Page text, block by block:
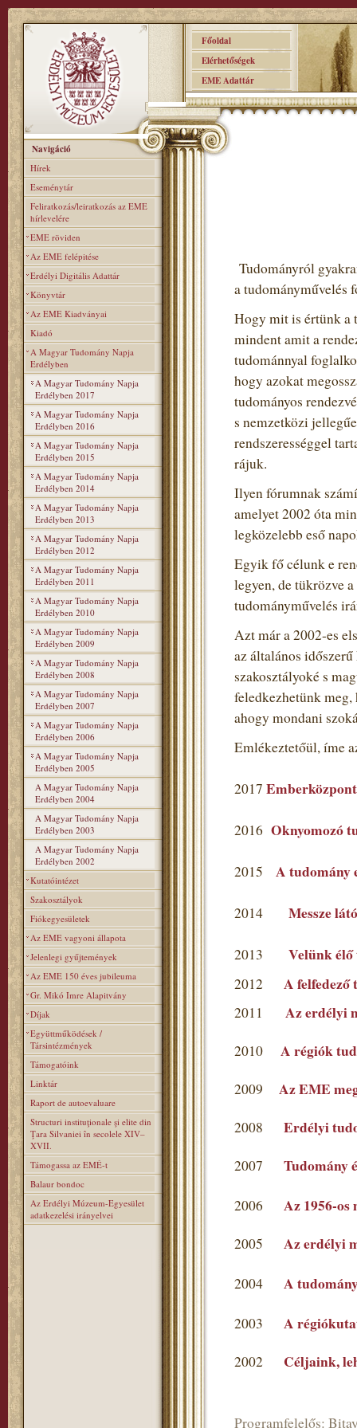
Főoldal
Elérhetőségek
EME Adattár
Navigáció
Hírek
Eseménytár
Feliratkozás/leiratkozás az EME
hírlevelére
EME röviden
Az EME felépitése
Erdélyi Digitális Adattár
Könyvtár
Az EME Kiadványai
Kiadó
A Magyar Tudomány Napja
Erdélyben
A Magyar Tudomány Napja
Erdélyben 2017
A Magyar Tudomány Napja
Erdélyben 2016
A Magyar Tudomány Napja
Erdélyben 2015
A Magyar Tudomány Napja
Erdélyben 2014
A Magyar Tudomány Napja
Erdélyben 2013
A Magyar Tudomány Napja
Erdélyben 2012
A Magyar Tudomány Napja
Erdélyben 2011
A Magyar Tudomány Napja
Erdélyben 2010
A Magyar Tudomány Napja
Erdélyben 2009
A Magyar Tudomány Napja
Erdélyben 2008
A Magyar Tudomány Napja
Erdélyben 2007
A Magyar Tudomány Napja
Erdélyben 2006
A Magyar Tudomány Napja
Erdélyben 2005
A Magyar Tudomány Napja
Erdélyben 2004
A Magyar Tudomány Napja
Erdélyben 2003
A Magyar Tudomány Napja
Erdélyben 2002
Kutatóintézet
Szakosztályok
Fiókegyesületek
Az EME vagyoni állapota
Jelenlegi gyűjtemények
Az EME 150 éves jubileuma
Gr. Mikó Imre Alapitvány
Díjak
Együttműködések /
Társintézmények
Támogatóink
Linktár
Raport de autoevaluare
Structuri instituţionale şi elite din
Ţara Silvaniei în secolele XIV–
XVII.
Támogassa az EMÉ-t
Balaur bondoc
Az Erdélyi Múzeum-Egyesület
adatkezelési irányelvei
Tudományról
a tudományművelés
Hogy mit is értünk a
mindent amit a
tudománnyal
hogy azokat
tudományos
s nemzetközi
rendszerességgel
rájuk.
Ilyen fórumnak
amelyet 2002 óta
legközelebb eső
Egyik fő célunk e
legyen, de tükrözve
tudományművelés
Azt már a 2002-es
az általános
szakosztályoké s
feledkezhetünk meg,
ahogy mondani
Emlékeztetőül, íme
2017
2016 Oknyomozó
2015 A tudomány
2014 Messze
2013 Velünk
2012 A felfedező
2011 Az erdélyi
2010 A régiók
2009 Az EME
2008 Erdélyi
2007 Tudomány
2006 Az 1956-
2005 Az erdélyi
2004 A
2003 A
2002 Céljaink,
Programfelelős: